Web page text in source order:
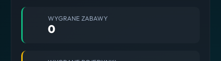
WYGRANE ZABAWY
0